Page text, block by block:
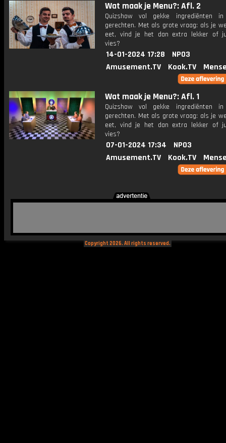
Wat maak je Menu?: Afl. 2
Quizshow vol gekke ingrediënten in
gerechten. Met als grote vraag: als je
eet, vind je het dan extra lekker of
vies?
14-01-2024 17:28
NPO3
Amusement.TV
Kook.TV
Wat maak je Menu?: Afl. 1
Quizshow vol gekke ingrediënten in
gerechten. Met als grote vraag: als je
eet, vind je het dan extra lekker of
vies?
07-01-2024 17:34
NPO3
Amusement.TV
Kook.TV
Copyright 2026. All rights reserved.